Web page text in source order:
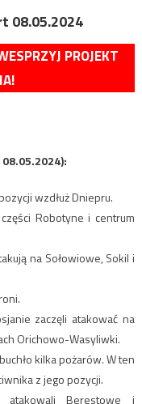
08.05.2024
PROJEKT
wzdłuż Dniepru.
Robotyne i centrum
na Sołowiowe, Sokil i
zaczęli atakować na
Orichowo-Wasyliwki.
kilka pożarów. W ten
z jego pozycji.
atakowali Berestowe i